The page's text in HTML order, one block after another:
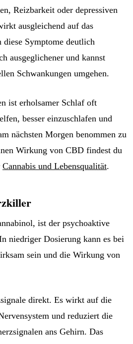
Reizbarkeit oder depressiven
ausgleichend auf das
diese Symptome deutlich
ausgeglichener und kannst
Schwankungen umgehen.
ist erholsamer Schlaf oft
besser einzuschlafen und
nächsten Morgen benommen zu
Wirkung von CBD findest du
Cannabis und Lebensqualität.
ist der psychoaktive
niedriger Dosierung kann es bei
sein und die Wirkung von
direkt. Es wirkt auf die
und reduziert die
ans Gehirn. Das